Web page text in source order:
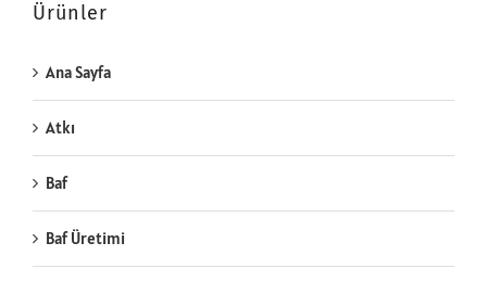
Ürünler
Ana Sayfa
Atkı
Baf
Baf Üretimi